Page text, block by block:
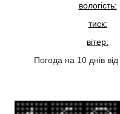
вологість:
тиск:
вітер:
Погода на 10 днів від